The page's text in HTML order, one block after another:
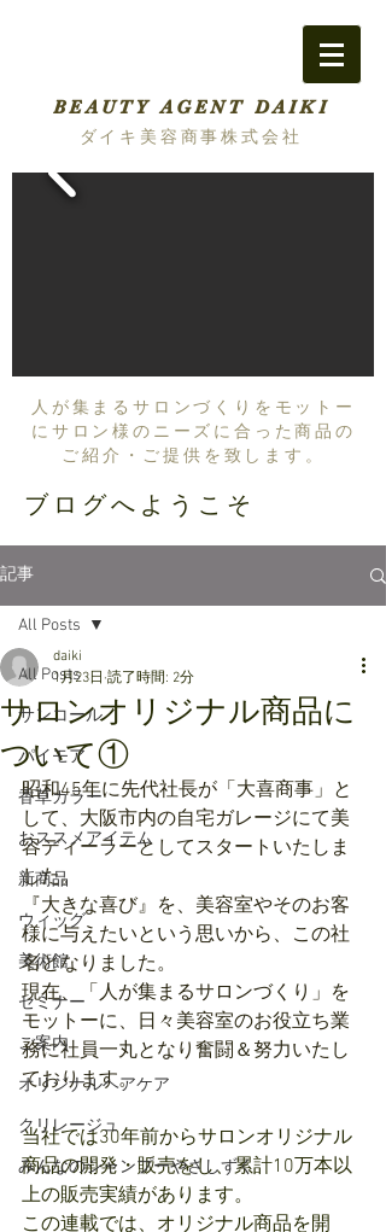
BEAUTY AGENT DAIKI
ダイキ美容商事株式会社
人が集まるサロンづくりをモットー
にサロン様のニーズに合った商品の
ご紹介・ご提供を致します。
ブログへようこそ
記事
All Posts
サンコール
パイモア
香草カラー
おススメアイテム
新商品
ウィッグ
美術館
セミナー
ご案内
オリジナルヘアケア
クリレージュ
みんなのシャンプーやさしずく
All Posts
サロンオリジナル商品に
ついて①
daiki
1月23日 読了時間: 2分
昭和45年に先代社長が「大喜商事」と
して、大阪市内の自宅ガレージにて美
容ディーラーとしてスタートいたしま
した。
​『大きな喜び』を、美容室やそのお客
様に与えたいという思いから、この社
名となりました。
​現在、「人が集まるサロンづくり」を
モットーに、日々美容室のお役立ち業
務に社員一丸となり奮闘＆努力いたし
ております。
当社では30年前からサロンオリジナル
商品の開発・販売をし、累計10万本以
上の販売実績があります。
この連載では、オリジナル商品を開